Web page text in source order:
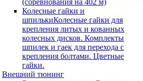
(соревнования на 402 м)
Колесные гайки и
шпилькиКолесные гайки для
крепления литых и кованных
колесных дисков. Комплекты
шпилек и гаек для перехода с
крепления болтами. Цветные
гайки.
Внешний тюнинг